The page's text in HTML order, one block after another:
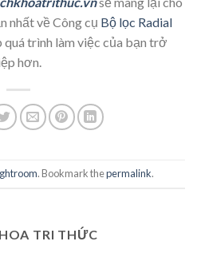
nhất về Công cụ Bộ lọc Radial
quá trình làm việc của bạn trở
hơn.
. Bookmark thepermalink.
TRI THỨC